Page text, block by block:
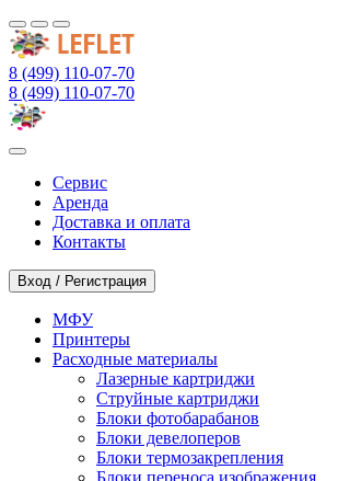
8 (499) 110-07-70
8 (499) 110-07-70
Сервис
Аренда
Доставка и оплата
Контакты
Вход / Регистрация
МФУ
Принтеры
Расходные материалы
Лазерные картриджи
Струйные картриджи
Блоки фотобарабанов
Блоки девелоперов
Блоки термозакрепления
Блоки переноса изображения